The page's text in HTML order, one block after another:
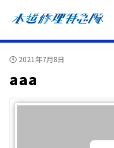
2021年7月8日
aaa
© 2026 水道修理特急隊